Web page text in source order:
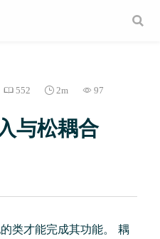
552 2m 97
与松耦合
类才能完成其功能。 耦